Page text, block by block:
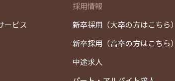
ービス
採用情報
新卒採用（大卒の方はこちら
新卒採用（高卒の方はこちら
中途求人